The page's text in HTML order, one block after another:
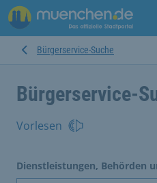
Bürgerservice-Suche
Bürgerservice-
Vorlesen
Dienstleistungen, Behörden